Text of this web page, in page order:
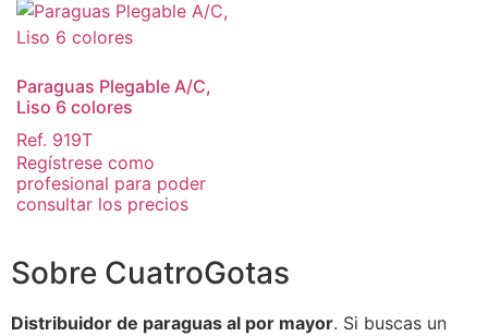
Paraguas Plegable A/C,
Liso 6 colores
Ref. 919T
Regístrese como
profesional para poder
consultar los precios
Sobre CuatroGotas
Distribuidor de paraguas al por mayor. Si buscas un